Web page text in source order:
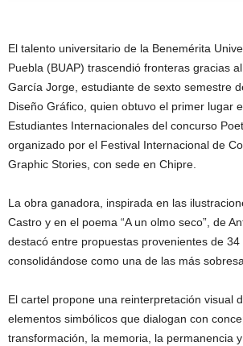
El talento universitario de la Benemérita
Puebla (BUAP) trascendió fronteras gracias
García Jorge, estudiante de sexto semestre
Diseño Gráfico, quien obtuvo el primer lugar
Estudiantes Internacionales del concurso
organizado por el Festival Internacional de
Graphic Stories, con sede en Chipre.
La obra ganadora, inspirada en las
Castro y en el poema “A un olmo seco”, de
destacó entre propuestas provenientes de 34
consolidándose como una de las más
El cartel propone una reinterpretación visual
elementos simbólicos que dialogan con
transformación, la memoria, la permanencia